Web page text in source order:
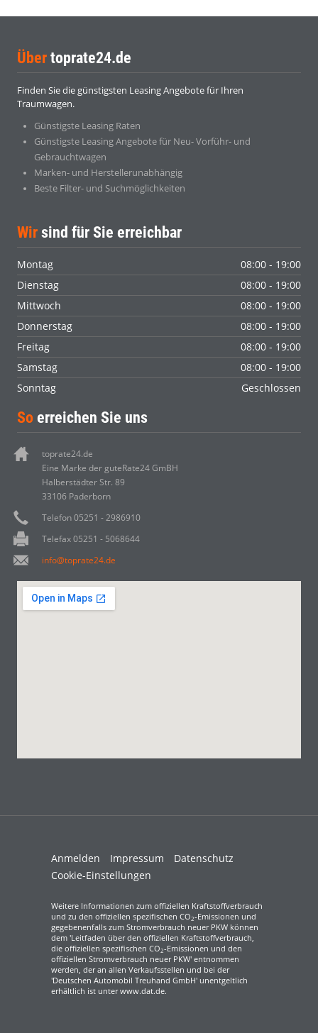
Über toprate24.de
Finden Sie die günstigsten Leasing Angebote für Ihren
Traumwagen.
Günstigste Leasing Raten
Günstigste Leasing Angebote für Neu- Vorführ- und
Gebrauchtwagen
Marken- und Herstellerunabhängig
Beste Filter- und Suchmöglichkeiten
Wir sind für Sie erreichbar
Montag
08:00 - 19:00
Dienstag
08:00 - 19:00
Mittwoch
08:00 - 19:00
Donnerstag
08:00 - 19:00
Freitag
08:00 - 19:00
Samstag
08:00 - 19:00
Sonntag
Geschlossen
So erreichen Sie uns
toprate24.de
Eine Marke der guteRate24 GmBH
Halberstädter Str. 89
33106 Paderborn
Telefon 05251 - 2986910
Telefax 05251 - 5068644
info@toprate24.de
Anmelden Impressum
Datenschutz
Cookie-Einstellungen
Weitere Informationen zum offiziellen Kraftstoffverbrauch
und zu den offiziellen spezifischen CO2-Emissionen und
gegebenenfalls zum Stromverbrauch neuer PKW können
dem 'Leitfaden über den offiziellen Kraftstoffverbrauch,
die offiziellen spezifischen CO2-Emissionen und den
offiziellen Stromverbrauch neuer PKW' entnommen
werden, der an allen Verkaufsstellen und bei der
'Deutschen Automobil Treuhand GmbH' unentgeltlich
erhältlich ist unter www.dat.de.